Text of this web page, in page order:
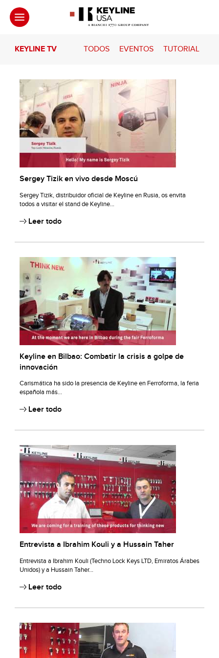
KEYLINE TV TODOS EVENTOS TUTORIAL
Sergey Tizik en vivo desde Moscú
Sergey Tizik, distribuidor oficial de Keyline en Rusia, os envita
todos a visitar el stand de Keyline...
Leer todo
Keyline en Bilbao: Combatir la crisis a golpe de
innovación
Carismática ha sido la presencia de Keyline en Ferroforma, la feria
española más...
Leer todo
Entrevista a Ibrahim Kouli y a Hussain Taher
Entrevista a Ibrahim Kouli (Techno Lock Keys LTD, Emiratos Árabes
Unidos) y a Hussain Taher...
Leer todo